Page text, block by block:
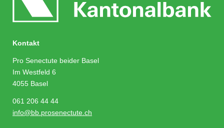
Kontakt
Pro Senectute beider Basel
Im Westfeld 6
4055 Basel
061 206 44 44
info@bb.prosenectute.ch